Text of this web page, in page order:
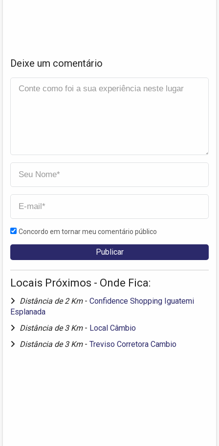
Deixe um comentário
Concordo em tornar meu comentário público
Locais Próximos - Onde Fica:
Distância de 2 Km - Confidence Shopping Iguatemi
Esplanada
Distância de 3 Km - Local Câmbio
Distância de 3 Km - Treviso Corretora Cambio